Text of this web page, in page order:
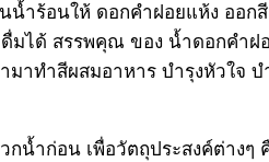
ำร้อนให้ ดอกคำฝอยแห้ง ออก
มได้ สรรพคุณ ของ น้ำดอกคำฝ
าทำสีผสมอาหาร บำรุงหัวใจ
น้ำก่อน เพื่อวัตถุประสงค์ต่างๆ